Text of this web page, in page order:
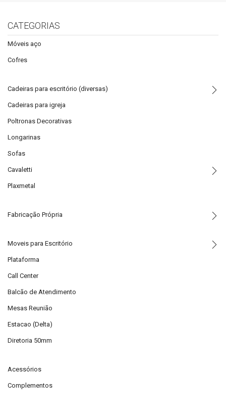
CATEGORIAS
Móveis aço
Cofres
Cadeiras para escritório (diversas)
Cadeiras para igreja
Poltronas Decorativas
Longarinas
Sofas
Cavaletti
Plaxmetal
Fabricação Própria
Moveis para Escritório
Plataforma
Call Center
Balcão de Atendimento
Mesas Reunião
Estacao (Delta)
Diretoria 50mm
Acessórios
Complementos